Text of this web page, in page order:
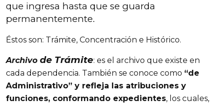
que ingresa hasta que se guarda
permanentemente.
Éstos son: Trámite, Concentración e Histórico.
Archivo de Trámite: es el archivo que existe en
cada dependencia. También se conoce como “de
Administrativo” y refleja las atribuciones y
funciones, conformando expedientes, los cuales,